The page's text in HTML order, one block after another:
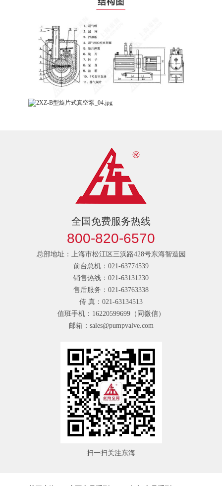
全国免费服务热线
800-820-6570
总部地址：上海市松江区三浜路428号东海智造园
前台总机：021-63774539
销售热线：021-63131230
售后服务：021-63763338
传 真：021-63134513
值班手机：16220599699（同微信）
邮箱：sales@pumpvalve.com
扫一扫关注东海